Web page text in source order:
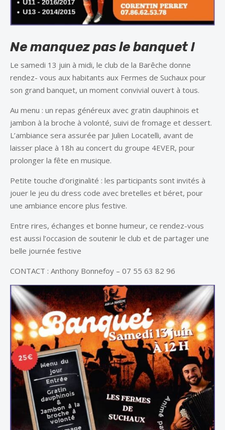
Ne manquez pas le banquet !
Le samedi 13 juin à midi, le club de la Barêche donne
rendez- vous aux habitants aux Fermes de Suchaux pour
son grand banquet, un moment convivial ouvert à tous.
Au menu : un repas généreux avec gratin dauphinois et
jambon à la broche à volonté, suivi de fromage et dessert.
L’ambiance sera assurée par Julien Locatelli, avant de
laisser place à 18h au concert du groupe 4EVER, pour
prolonger la fête en musique.
Petite touche d’originalité : les participants sont invités à
jouer le jeu du dress code avec bretelles et béret, pour
une ambiance encore plus festive.
Entre rires, échanges et bonne humeur, ce rendez-vous
est aussi l’occasion de soutenir le club et de partager une
belle journée festive
CONTACT : Anthony Bonnefoy – 07 55 63 82 96